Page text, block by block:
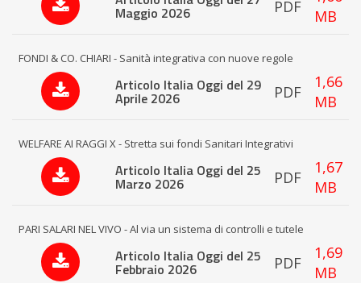
Maggio 2026 PDF
MB
FONDI & CO. CHIARI - Sanità integrativa con nuove regole
Articolo Italia Oggi del 29
Aprile 2026 PDF
1,66
MB
WELFARE AI RAGGI X - Stretta sui fondi Sanitari Integrativi
Articolo Italia Oggi del 25
Marzo 2026 PDF
1,67
MB
PARI SALARI NEL VIVO - Al via un sistema di controlli e tutele
Articolo Italia Oggi del 25
Febbraio 2026 PDF
1,69
MB